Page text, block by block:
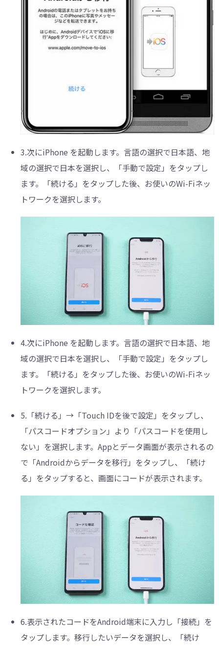
3.次にiPhone を起動します。言語の選択で日本語、地
域の選択で日本を選択し、「手動で設定」をタップし
ます。「続ける」をタップした後、お使いのWi-Fiネッ
トワークを選択します。
4.次にiPhone を起動します。言語の選択で日本語、地
域の選択で日本を選択し、「手動で設定」をタップし
ます。「続ける」をタップした後、お使いのWi-Fiネッ
トワークを選択します。
5.「続ける」→「Touch IDを後で設定」をタップし、
「パスコードオプション」より「パスコードを使用し
ない」を選択します。Appとデータ画面が表示されるの
で「Androidからデータを移行」をタップし、「続け
る」をタップすると、画面にコードが表示されます。
6.表示されたコードをAndroid端末に入力し「接続」を
タップします。移行したいデータを選択し、「続け